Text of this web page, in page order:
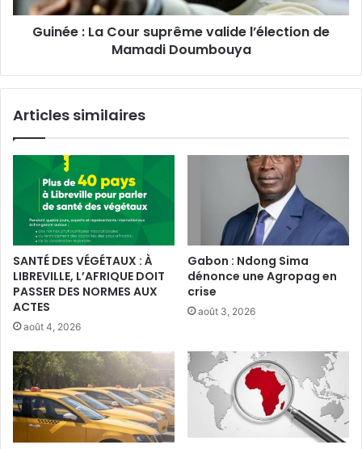
Mamadi
Doumbouya
Guinée : La Cour suprême valide l’élection de
Mamadi Doumbouya
Articles similaires
SANTÉ DES VÉGÉTAUX : À
LIBREVILLE, L’AFRIQUE DOIT
PASSER DES NORMES AUX
ACTES
août 4, 2026
Gabon : Ndong Sima
dénonce une Agropag en
crise
août 3, 2026